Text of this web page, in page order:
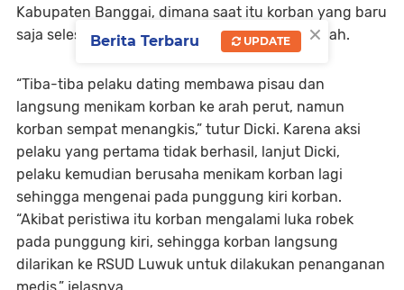
Kabupaten Banggai, dimana saat itu korban yang baru
saja selesai melaksanakan setelah selesai ibadah.
“Tiba-tiba pelaku dating membawa pisau dan
langsung menikam korban ke arah perut, namun
korban sempat menangkis,” tutur Dicki. Karena aksi
pelaku yang pertama tidak berhasil, lanjut Dicki,
pelaku kemudian berusaha menikam korban lagi
sehingga mengenai pada punggung kiri korban.
“Akibat peristiwa itu korban mengalami luka robek
pada punggung kiri, sehingga korban langsung
dilarikan ke RSUD Luwuk untuk dilakukan penanganan
×
Berita Terbaru UPDATE